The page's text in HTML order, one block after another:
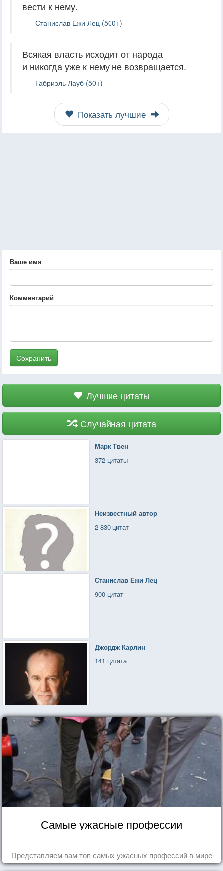
вести к нему.
Станислав Ежи Лец (500+)
Всякая власть исходит от народа
и никогда уже к нему не возвращается.
Габриэль Лауб (50+)
Показать лучшие
Ваше имя
Комментарий
Сохранить
Лучшие цитаты
Случайная цитата
Марк Твен
372 цитаты
Неизвестный автор
2 830 цитат
Станислав Ежи Лец
900 цитат
Джордж Карлин
141 цитата
Самые ужасные профессии
Представляем вам топ самых ужасных профессий в мире